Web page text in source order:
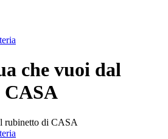
che vuoi dal
rubinetto di CASA